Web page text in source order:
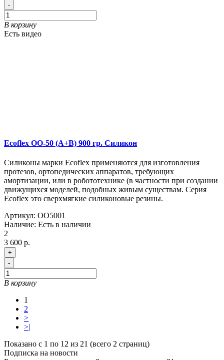
-
В корзину
Есть видео
Ecoflex OO-50 (A+B) 900 гр. Силикон
Силиконы марки Ecoflex применяются для изготовления
протезов, ортопедических аппаратов, требующих
амортизации, или в робототехнике (в частности при создании
движущихся моделей, подобных живым существам. Серия
Ecoflex это сверхмягкие силиконовые резины.
Артикул: OO5001
Наличие: Есть в наличии
2
3 600 р.
+
-
В корзину
1
2
>
>|
Показано с 1 по 12 из 21 (всего 2 страниц)
Подписка на новости